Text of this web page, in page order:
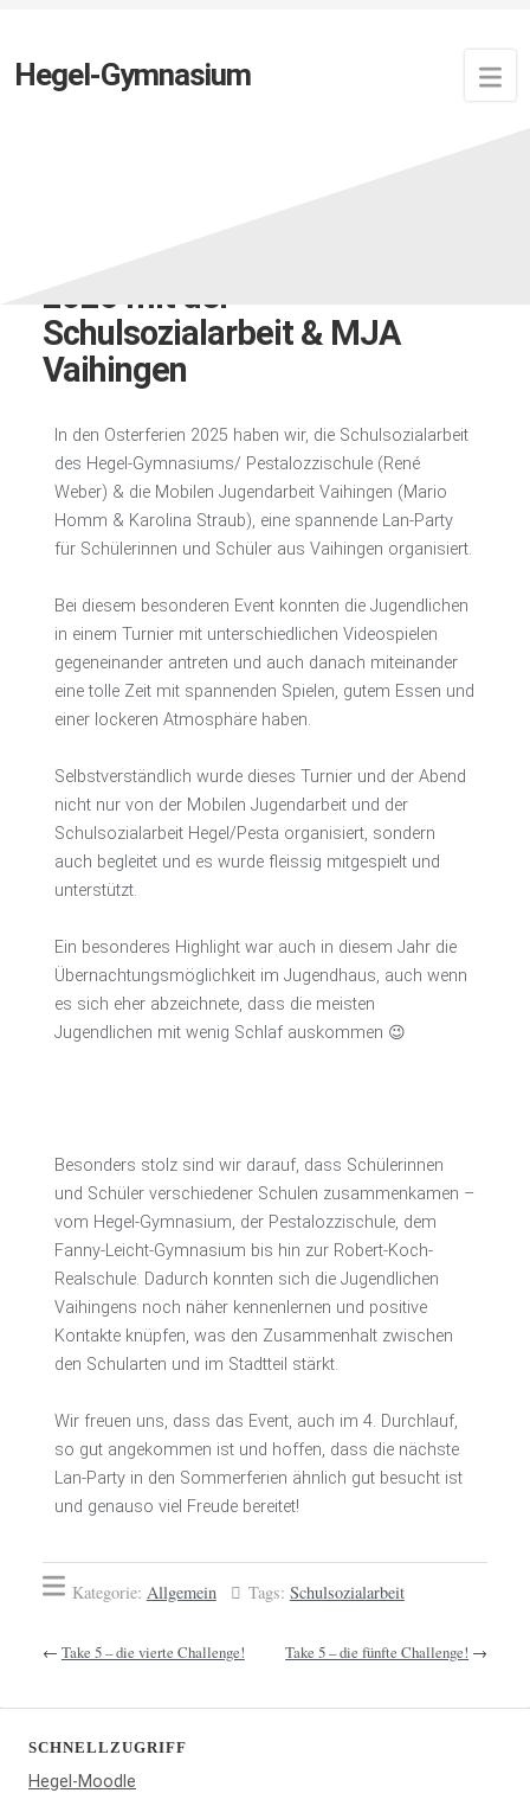
Hegel-Gymnasium
2025 mit der
Schulsozialarbeit & MJA
Vaihingen
In den Osterferien 2025 haben wir, die Schulsozialarbeit
des Hegel-Gymnasiums/ Pestalozzischule (René
Weber) & die Mobilen Jugendarbeit Vaihingen (Mario
Homm & Karolina Straub), eine spannende Lan-Party
für Schülerinnen und Schüler aus Vaihingen organisiert.
Bei diesem besonderen Event konnten die Jugendlichen
in einem Turnier mit unterschiedlichen Videospielen
gegeneinander antreten und auch danach miteinander
eine tolle Zeit mit spannenden Spielen, gutem Essen und
einer lockeren Atmosphäre haben.
Selbstverständlich wurde dieses Turnier und der Abend
nicht nur von der Mobilen Jugendarbeit und der
Schulsozialarbeit Hegel/Pesta organisiert, sondern
auch begleitet und es wurde fleissig mitgespielt und
unterstützt.
Ein besonderes Highlight war auch in diesem Jahr die
Übernachtungsmöglichkeit im Jugendhaus, auch wenn
es sich eher abzeichnete, dass die meisten
Jugendlichen mit wenig Schlaf auskommen 😉
Besonders stolz sind wir darauf, dass Schülerinnen
und Schüler verschiedener Schulen zusammenkamen –
vom Hegel-Gymnasium, der Pestalozzischule, dem
Fanny-Leicht-Gymnasium bis hin zur Robert-Koch-
Realschule. Dadurch konnten sich die Jugendlichen
Vaihingens noch näher kennenlernen und positive
Kontakte knüpfen, was den Zusammenhalt zwischen
den Schularten und im Stadtteil stärkt.
Wir freuen uns, dass das Event, auch im 4. Durchlauf,
so gut angekommen ist und hoffen, dass die nächste
Lan-Party in den Sommerferien ähnlich gut besucht ist
und genauso viel Freude bereitet!
Kategorie: Allgemein Tags: Schulsozialarbeit
← Take 5 – die vierte Challenge! Take 5 – die fünfte Challenge! →
SCHNELLZUGRIFF
Hegel-Moodle